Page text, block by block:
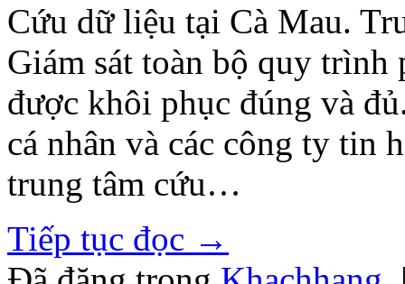
Cứu dữ liệu tại Cà Mau.
Giám sát toàn bộ quy
được khôi phục đúng và
cá nhân và các công ty tin
trung tâm cứu…
Tiếp tục đọc →